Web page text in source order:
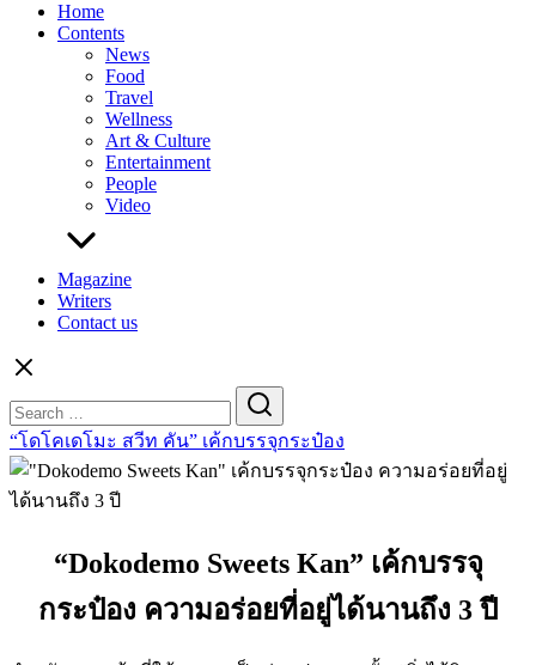
Home
Contents
News
Food
Travel
Wellness
Art & Culture
Entertainment
People
Video
Magazine
Writers
Contact us
for:
“โดโคเดโมะ สวีท คัน” เค้กบรรจุกระป๋อง
“Dokodemo Sweets Kan” เค้กบรรจุ
กระป๋อง ความอร่อยที่อยู่ได้นานถึง 3 ปี